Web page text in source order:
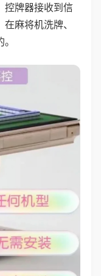
控牌器接收到信
麻将机洗牌、